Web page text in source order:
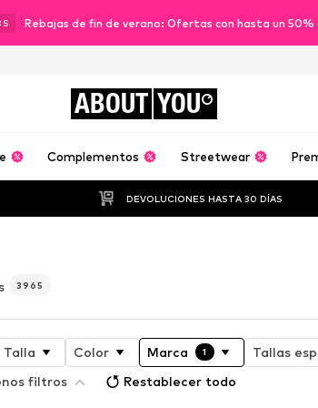
S Rebajas de fin de verano: Ofertas con hasta un 50%
ABOUT YOU
Complementos Streetwear
DEVOLUCIONES HASTA 30 DÍAS
3965
Talla Color Marca 1 Tallas
filtros Restablecer todo